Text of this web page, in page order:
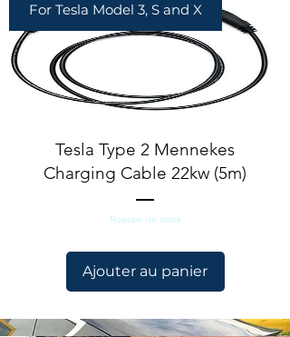
For Tesla Model 3, S and X
Tesla Type 2 Mennekes
Charging Cable 22kw (5m)
Rupture de stock
Ajouter au panier